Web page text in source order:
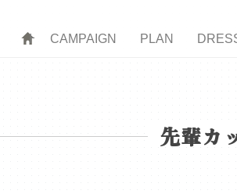
HOMECAMPAIGN PLAN
先輩カ